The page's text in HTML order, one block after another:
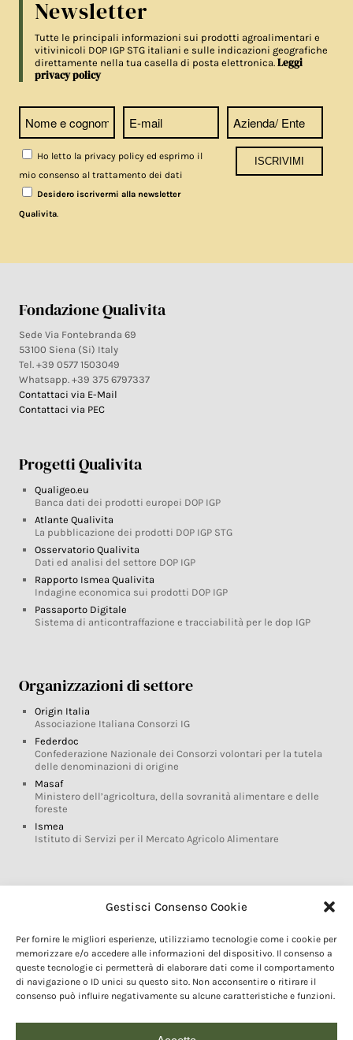
Gestisci Consenso Cookie
Per fornire le migliori esperienze, utilizziamo tecnologie come i cookie per
memorizzare e/o accedere alle informazioni del dispositivo. Il consenso a
queste tecnologie ci permetterà di elaborare dati come il comportamento
di navigazione o ID unici su questo sito. Non acconsentire o ritirare il
consenso può influire negativamente su alcune caratteristiche e funzioni.
Newsletter
Tutte le principali informazioni sui prodotti agroalimentari e
vitivinicoli DOP IGP STG italiani e sulle indicazioni geografiche
direttamente nella tua casella di posta elettronica.Leggi
privacy policy
Ho letto la privacy policy ed esprimo il
mio consenso al trattamento dei dati
Desidero iscrivermi alla newsletter
Qualivita.
Fondazione Qualivita
Sede Via Fontebranda 69
53100 Siena (Si) Italy
Tel. +39 0577 1503049
Whatsapp. +39 375 6797337
Contattaci via E-Mail
Contattaci via PEC
Progetti Qualivita
Qualigeo.eu
Banca dati dei prodotti europei DOP IGP
Atlante Qualivita
La pubblicazione dei prodotti DOP IGP STG
Osservatorio Qualivita
Dati ed analisi del settore DOP IGP
Rapporto Ismea Qualivita
Indagine economica sui prodotti DOP IGP
Passaporto Digitale
Sistema di anticontraffazione e tracciabilità per le dop IGP
Organizzazioni di settore
Origin Italia
Associazione Italiana Consorzi IG
Federdoc
Confederazione Nazionale dei Consorzi volontari per la tutela
delle denominazioni di origine
Masaf
Ministero dell’agricoltura, della sovranità alimentare e delle
foreste
Ismea
Istituto di Servizi per il Mercato Agricolo Alimentare
Glossario DOP IGP
Marchi DOP IGP
Normativa prodotti DOP IGP
Consorzi di Tutela
Farm To Fork e prodotti DOP IGP